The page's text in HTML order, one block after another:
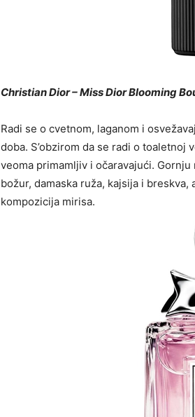
Christian Dior – Miss Dior Blooming
Radi se o cvetnom, laganom i
doba. S’obzirom da se radi o
veoma primamljiv i očaravajući.
božur, damaska ruža, kajsija i
kompozicija mirisa.